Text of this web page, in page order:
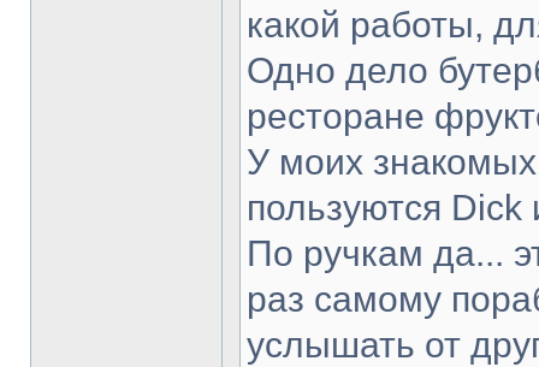
какой работы,
Одно дело
ресторане
У моих
пользуются Dick
По ручкам да...
раз самому
услышать от